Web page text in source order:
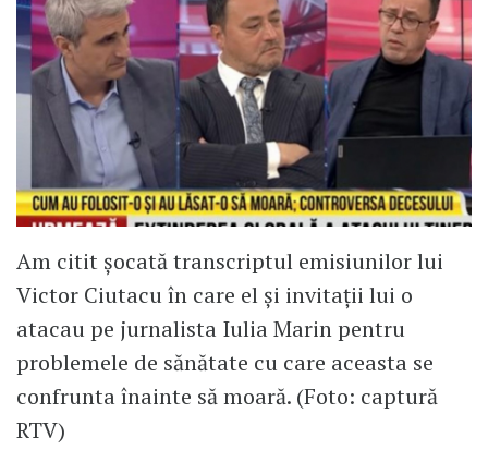
Am citit șocată transcriptul emisiunilor lui
Victor Ciutacu în care el și invitații lui o
atacau pe jurnalista Iulia Marin pentru
problemele de sănătate cu care aceasta se
confrunta înainte să moară. (Foto: captură
RTV)